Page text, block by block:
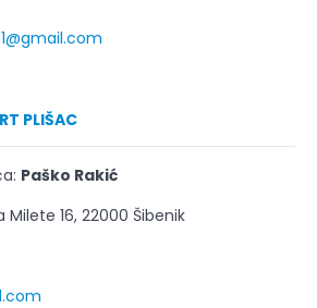
PLIŠAC
Paško Rakić
16, 22000 Šibenik